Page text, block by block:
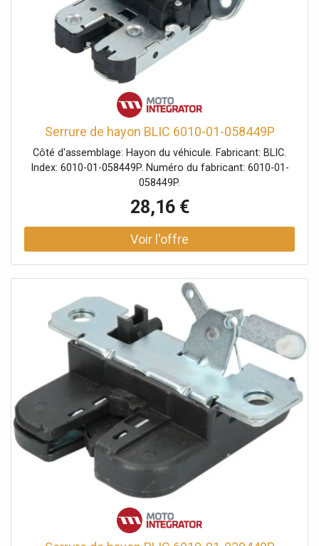
Serrure de hayon BLIC 6010-01-058449P
Côté d'assemblage: Hayon du véhicule. Fabricant: BLIC.
Index: 6010-01-058449P. Numéro du fabricant: 6010-01-
058449P.
28,16 €